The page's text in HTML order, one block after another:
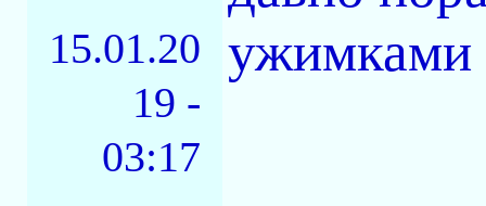
15.01.20
19 -
03:17
ужимками